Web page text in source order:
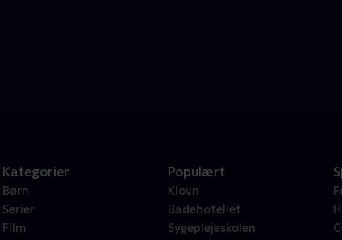
Kategorier
Børn
Serier
Film
Populært
Klovn
Badehotellet
Sygeplejeskolen